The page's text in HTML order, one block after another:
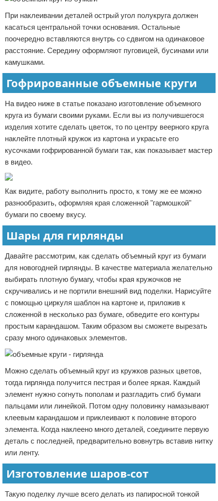
При наклеивании деталей острый угол полукруга должен
касаться центральной точки основания. Остальные
поочередно вставляются внутрь со сдвигом на одинаковое
расстояние. Середину оформляют пуговицей, бусинами или
камушками.
Гофрированные объемные круги
На видео ниже в статье показано изготовление объемного
круга из бумаги своими руками. Если вы из получившегося
изделия хотите сделать цветок, то по центру веерного круга
наклейте плотный кружок из картона и украсьте его
кусочками гофрированной бумаги так, как показывает мастер
в видео.
Как видите, работу выполнить просто, к тому же ее можно
разнообразить, оформляя края сложенной "гармошкой"
бумаги по своему вкусу.
Шары для гирлянды
Давайте рассмотрим, как сделать объемный круг из бумаги
для новогодней гирлянды. В качестве материала желательно
выбирать плотную бумагу, чтобы края кружочков не
скручивались и не портили внешний вид поделки. Нарисуйте
с помощью циркуля шаблон на картоне и, приложив к
сложенной в несколько раз бумаге, обведите его контуры
простым карандашом. Таким образом вы сможете вырезать
сразу много одинаковых элементов.
Можно сделать объемный круг из кружков разных цветов,
тогда гирлянда получится пестрая и более яркая. Каждый
элемент нужно согнуть пополам и разгладить сгиб бумаги
пальцами или линейкой. Потом одну половинку намазывают
клеевым карандашом и приклеивают к половине второго
элемента. Когда наклеено много деталей, соедините первую
деталь с последней, предварительно вовнутрь вставив нитку
или ленту.
Изготовление шаров-сот
Такую поделку лучше всего делать из папиросной тонкой